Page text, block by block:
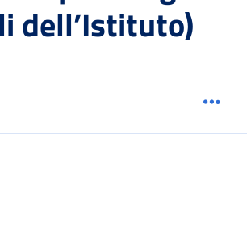
dell’Istituto)